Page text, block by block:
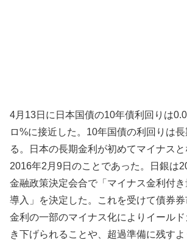
4月13日に日本国債の10年債利回りは
ロ%に接近した。10年国債の利回りは
る。日本の長期金利が初めてマイナスと
2016年2月9日のことであった。日銀は
金融政策決定会合で「マイナス金利付
導入」を決定した。これを受けて債券
金利の一部のマイナス化によりイールド
き下げられることや、超過準備に残す